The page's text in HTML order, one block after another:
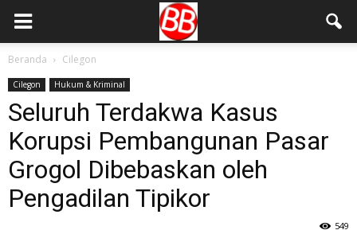
Beranda Cilegon
Cilegon Hukum & Kriminal
Seluruh Terdakwa Kasus
Korupsi Pembangunan Pasar
Grogol Dibebaskan oleh
Pengadilan Tipikor
549